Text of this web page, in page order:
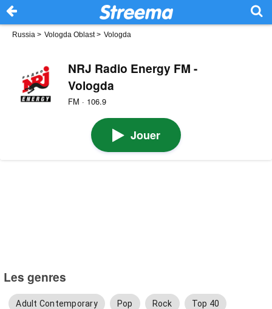
Russia > Vologda Oblast> Vologda
NRJ Radio Energy FM -
Vologda
FM · 106.9
Jouer
Les genres
Adult Contemporary Pop Rock Top 40